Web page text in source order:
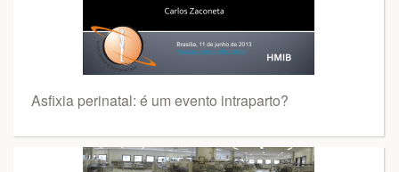
Asfixia perinatal: é um evento intraparto?